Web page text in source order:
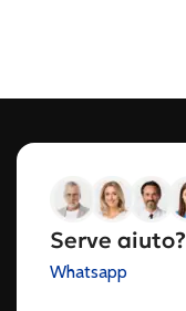
Serve aiuto?
Whatsapp